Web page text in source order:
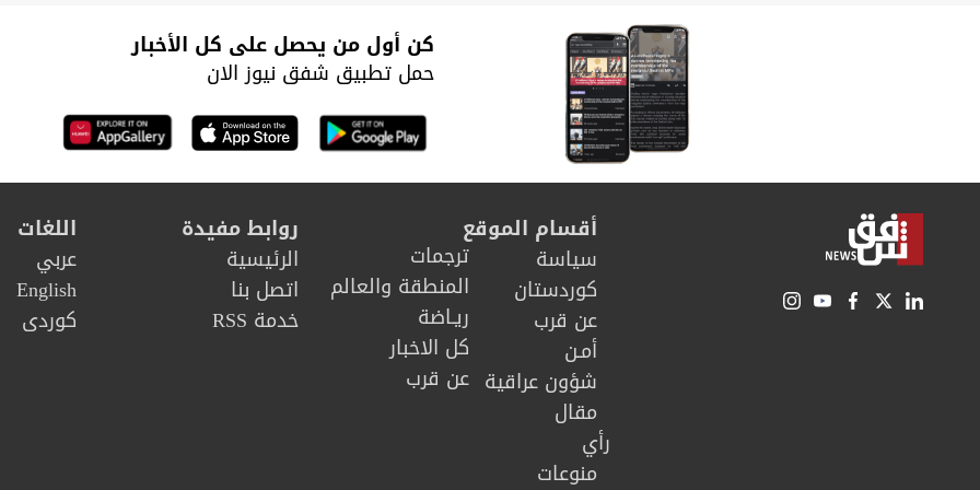
البشر!
الإصابة بالفصام
كن أول من يحصل على كل الأخبار
حمل تطبيق شفق نيوز الان
أقسام الموقع
سیاسة
كوردستان
عن قرب
أمـن
شؤون عراقية
مقال
رأي
منوعات
ترجمات
المنطقة والعالم
ريـاضة
كل الاخبار
عن قرب
روابط مفيدة
الرئيسية
اتصل بنا
خدمة RSS
اللغات
عربي
English
كوردى